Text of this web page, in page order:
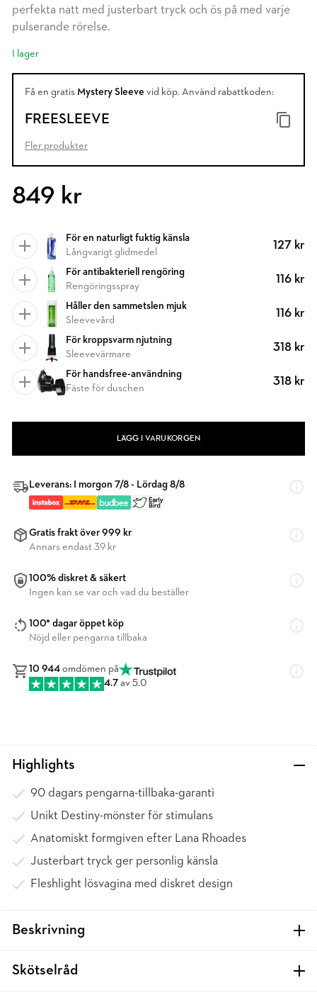
perfekta natt med justerbart tryck och ös på med varje
pulserande rörelse.
I lager
Få en gratis Mystery Sleeve vid köp. Använd rabattkoden:
FREESLEEVE
Fler produkter
849 kr
För en naturligt fuktig känsla
Långvarigt glidmedel
127 kr
För antibakteriell rengöring
Rengöringsspray
116 kr
Håller den sammetslen mjuk
Sleevevård
116 kr
För kroppsvarm njutning
Sleevevärmare
318 kr
För handsfree-användning
Fäste för duschen
318 kr
LÄGG I VARUKORGEN
Leverans: I morgon 7/8 - Lördag 8/8
Gratis frakt över 999 kr
Annars endast 39 kr
100% diskret & säkert
Ingen kan se var och vad du beställer
100* dagar öppet köp
Nöjd eller pengarna tillbaka
10 944 omdömen på
4.7 av 5.0
Highlights
90 dagars pengarna-tillbaka-garanti
Unikt Destiny-mönster för stimulans
Anatomiskt formgiven efter Lana Rhoades
Justerbart tryck ger personlig känsla
Fleshlight lösvagina med diskret design
Beskrivning
Skötselråd